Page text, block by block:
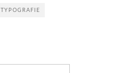
TYPOGRAFIE